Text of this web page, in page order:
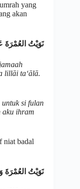
yang
akan
نَوَيْتُ العُمْرَةَ
lillāi ta‘ālā.
si fulan
aku ihram
niat badal
نَوَيْتُ العُمْرَةَ